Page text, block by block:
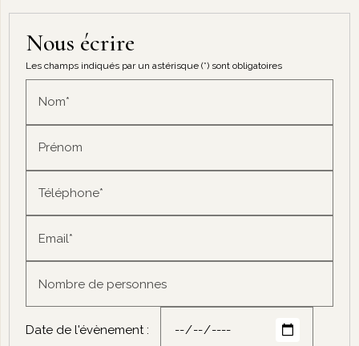
Nous écrire
Les champs indiqués par un astérisque (*) sont obligatoires
Nom*
Prénom
Téléphone*
Email*
Nombre de personnes
Date de l'évènement :